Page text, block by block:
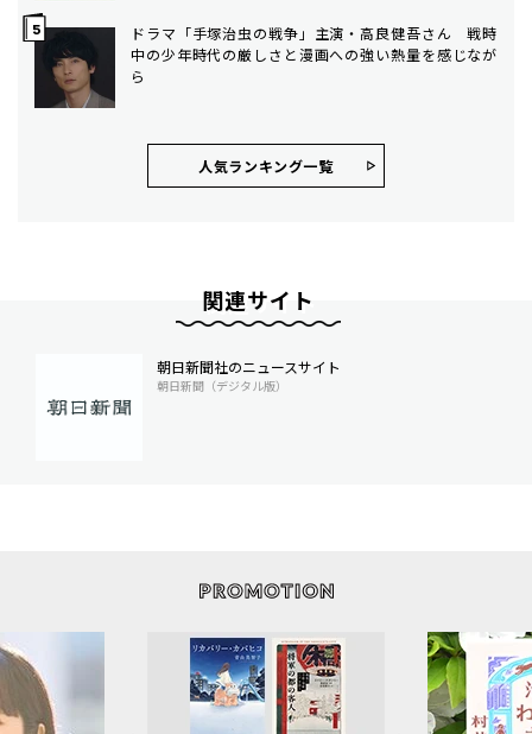
ドラマ「手塚治虫の戦争」主演・高良健吾さん 戦時
中の少年時代の厳しさと漫画への強い熱量を感じなが
ら
人気ランキング⼀覧
関連サイト
朝日新聞社のニュースサイト
朝日新聞（デジタル版）